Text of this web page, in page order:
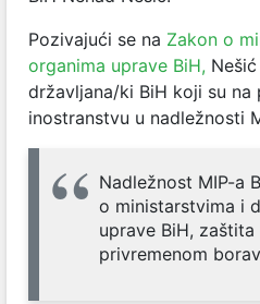
Pozivajući se na Zakon o
organima uprave BiH,
državljana/ki BiH koji su na
inostranstvu u nadležnosti
Nadležnost MIP-a
o ministarstvima i
uprave BiH,
privremenom